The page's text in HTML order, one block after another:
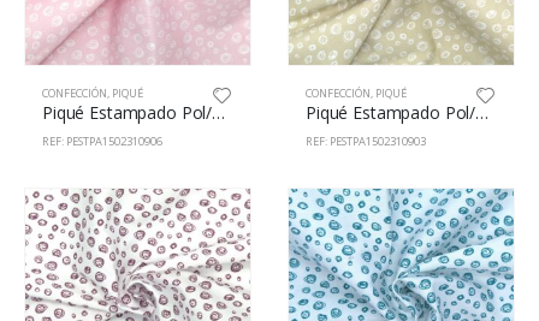
CONFECCIÓN, PIQUÉ
Piqué Estampado Pol/Alg 65/35% 150cm 23109/6
REF: PESTPA1502310906
CONFECCIÓN, PIQUÉ
Piqué Estampado Pol/Alg 65/35% 150cm 23109/3
REF: PESTPA1502310903